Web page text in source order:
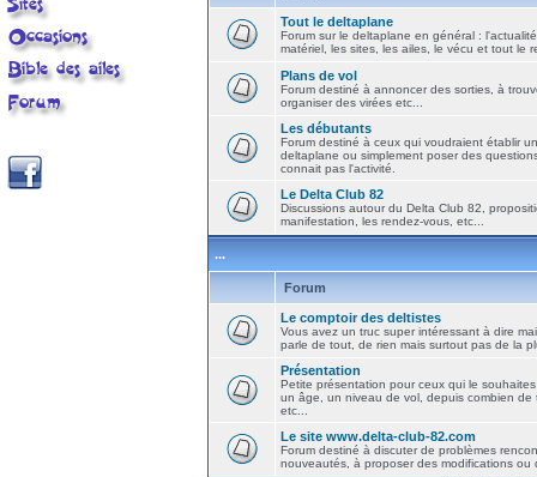
Tout le deltaplane
Forum sur le deltaplane en général :
matériel, les sites, les ailes, le vécu et tout le
Plans de vol
Forum destiné à annoncer des sorties, à
organiser des virées etc...
Les débutants
Forum destiné à ceux qui voudraient établir
deltaplane ou simplement poser des
connait pas l'activité.
Le Delta Club 82
Discussions autour du Delta Club 82,
manifestation, les rendez-vous, etc...
...
Forum
Le comptoir des deltistes
Vous avez un truc super intéressant à dire
parle de tout, de rien mais surtout pas de la
Présentation
Petite présentation pour ceux qui le
un âge, un niveau de vol, depuis combien de
etc...
Le site www.delta-club-82.com
Forum destiné à discuter de problèmes
nouveautés, à proposer des modifications ou